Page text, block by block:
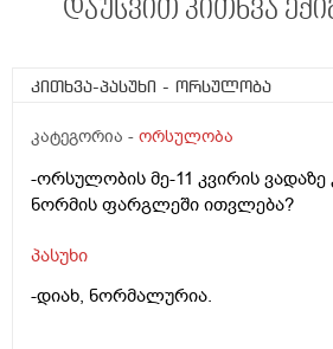
დაუსვით კითხვა
კითხვა-პასუხი - ორსულობა
კატეგორია - ორსულობა
-ორსულობის მე-11 კვირის ვადაზე
ნორმის ფარგლეში ითვლება?
პასუხი
-დიახ, ნორმალურია.